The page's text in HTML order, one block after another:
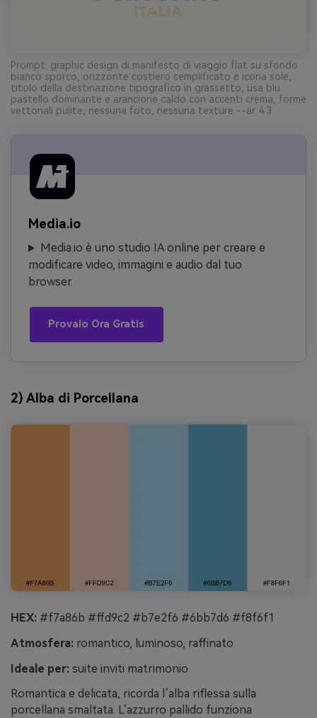
Prompt: graphic design di manifesto di viaggio flat su sfondo
bianco sporco, orizzonte costiero semplificato e icona sole,
titolo della destinazione tipografico in grassetto, usa blu
pastello dominante e arancione caldo con accenti crema, forme
vettoriali pulite, nessuna foto, nessuna texture --ar 4:3
Media.io
Media.io è uno studio IA online per creare e
modificare video, immagini e audio dal tuo
browser.
Provalo Ora Gratis
2) Alba di Porcellana
HEX: #f7a86b #ffd9c2 #b7e2f6 #6bb7d6 #f8f6f1
Atmosfera: romantico, luminoso, raffinato
Ideale per: suite inviti matrimonio
Romantica e delicata, ricorda l’alba riflessa sulla
porcellana smaltata. L’azzurro pallido funziona